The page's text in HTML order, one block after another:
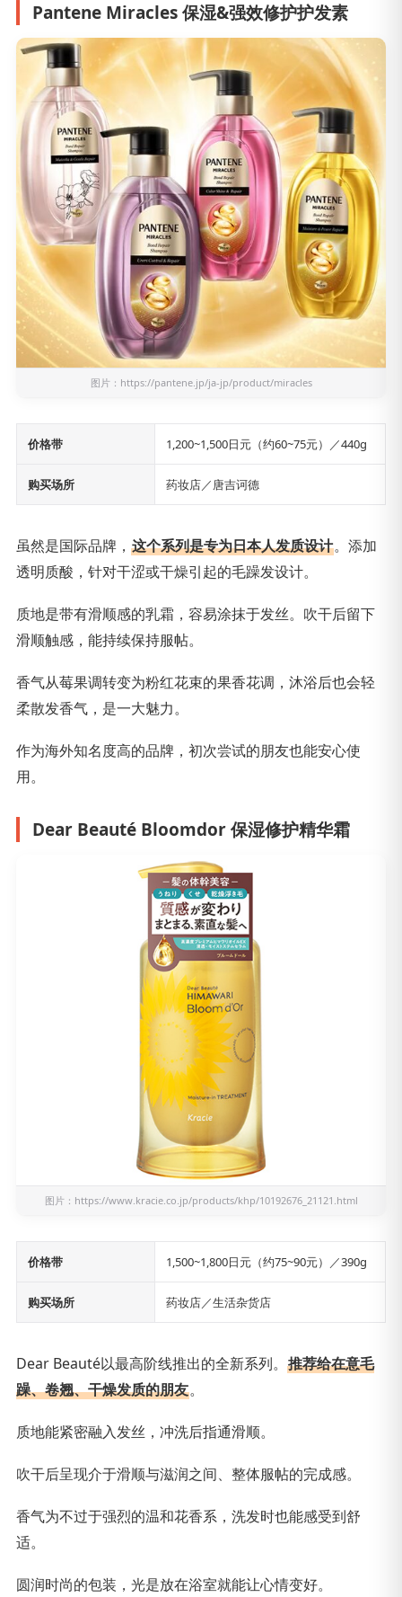
Pantene Miracles 保湿&强效修护护发素
图片： https://pantene.jp/ja-jp/product/miracles
价格带 1,200~1,500日元（约60~75元）／440g
购买场所 药妆店／唐吉诃德
虽然是国际品牌， 这个系列是专为日本人发质设计。添加
透明质酸，针对干涩或干燥引起的毛躁发设计。
质地是带有滑顺感的乳霜，容易涂抹于发丝。吹干后留下
滑顺触感，能持续保持服帖。
香气从莓果调转变为粉红花束的果香花调，沐浴后也会轻
柔散发香气，是一大魅力。
作为海外知名度高的品牌，初次尝试的朋友也能安心使
用。
Dear Beauté Bloomdor 保湿修护精华霜
图片： https://www.kracie.co.jp/products/khp/10192676_21121.html
价格带 1,500~1,800日元（约75~90元）／390g
购买场所 药妆店／生活杂货店
Dear Beauté以最高阶线推出的全新系列。 推荐给在意毛
躁、卷翘、干燥发质的朋友。
质地能紧密融入发丝，冲洗后指通滑顺。
吹干后呈现介于滑顺与滋润之间、整体服帖的完成感。
香气为不过于强烈的温和花香系，洗发时也能感受到舒
适。
圆润时尚的包装，光是放在浴室就能让心情变好。